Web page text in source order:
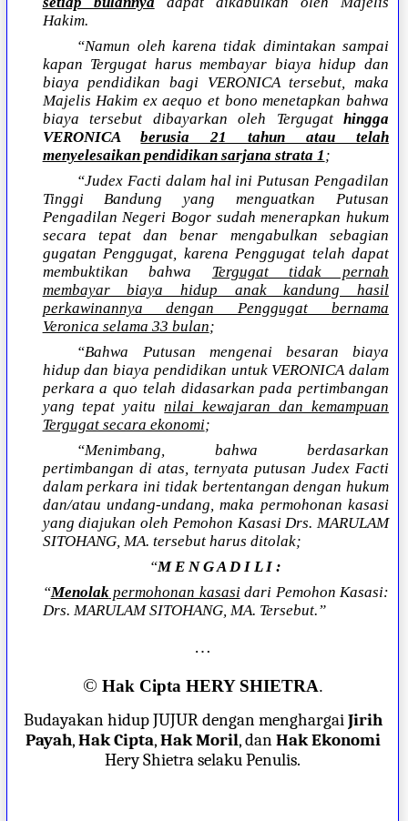
Hakim.
“Namun oleh karena tidak dimintakan sampai
kapan Tergugat harus membayar biaya hidup dan
biaya pendidikan bagi VERONICA tersebut, maka
Majelis Hakim ex aequo et bono menetapkan bahwa
biaya tersebut dibayarkan oleh Tergugat hingga
VERONICAberusia 21 tahun atau telah
menyelesaikan pendidikan sarjana strata 1;
“Judex Facti dalam hal ini Putusan Pengadilan
Tinggi Bandung yang menguatkan Putusan
Pengadilan Negeri Bogor sudah menerapkan hukum
secara tepat dan benar mengabulkan sebagian
gugatan Penggugat, karena Penggugat telah dapat
membuktikan bahwa Tergugat tidak pernah
membayar biaya hidup anak kandung hasil
perkawinannya dengan Penggugat bernama
Veronica selama 33 bulan;
“Bahwa Putusan mengenai besaran biaya
hidup dan biaya pendidikan untuk VERONICA dalam
perkara a quo telah didasarkan pada pertimbangan
yang tepat yaitunilai kewajaran dan kemampuan
Tergugat secara ekonomi;
“Menimbang, bahwa berdasarkan
pertimbangan di atas, ternyata putusan Judex Facti
dalam perkara ini tidak bertentangan dengan hukum
dan/atau undang-undang, maka permohonan kasasi
yang diajukan oleh Pemohon Kasasi Drs. MARULAM
SITOHANG, MA. tersebut harus ditolak;
“M E N G A D I L I :
“Menolakpermohonan kasasi dari Pemohon Kasasi:
Drs. MARULAM SITOHANG, MA. Tersebut.”
…
© Hak Cipta HERY SHIETRA.
Budayakan hidup JUJUR dengan menghargaiJirih
Payah,Hak Cipta,Hak Moril, danHak Ekonomi
Hery Shietra selaku Penulis.